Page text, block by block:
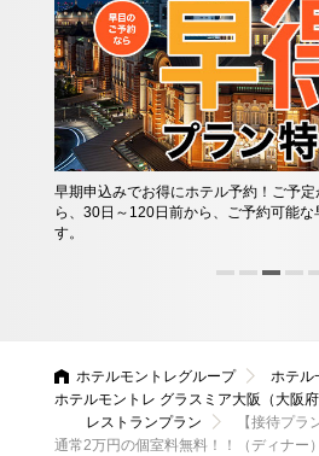
早期申込みでお得にホテル予約！ご予定が
ら、30日～120日前から、ご予約可能な早得
ホテルモントレグループ ホテル
ホテルモントレ グラスミア大阪（大阪府
レストランプラン
【接待プ
通常2万円の個室料無料！！（ディナー）